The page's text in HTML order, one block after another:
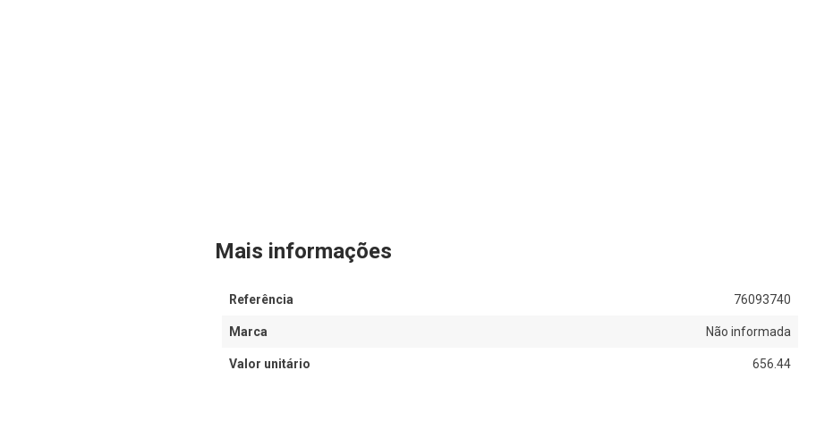
Mais informações
Referência 76093740
Marca Não informada
Valor unitário 656.44